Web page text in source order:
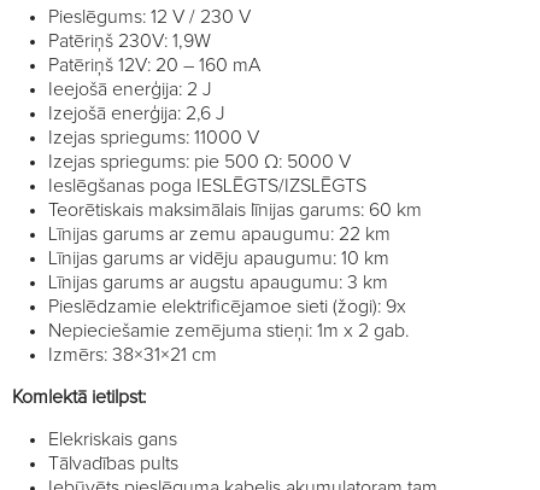
Pieslēgums: 12 V / 230 V
Patēriņš 230V: 1,9W
Patēriņš 12V: 20 – 160 mA
Ieejošā enerģija: 2 J
Izejošā enerģija: 2,6 J
Izejas spriegums: 11000 V
Izejas spriegums: pie 500 Ω: 5000 V
Ieslēgšanas poga IESLĒGTS/IZSLĒGTS
Teorētiskais maksimālais līnijas garums: 60 km
Līnijas garums ar zemu apaugumu: 22 km
Līnijas garums ar vidēju apaugumu: 10 km
Līnijas garums ar augstu apaugumu: 3 km
Pieslēdzamie elektrificējamoe sieti (žogi): 9x
Nepieciešamie zemējuma stieņi: 1m x 2 gab.
Izmērs: 38×31×21 cm
Komlektā ietilpst:
Elekriskais gans
Tālvadības pults